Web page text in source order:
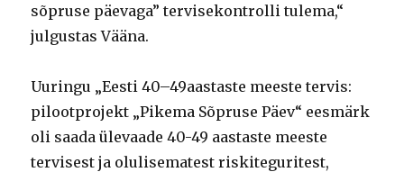
sõpruse päevaga” tervisekontrolli tulema,“
julgustas Vääna.
Uuringu „Eesti 40–49aastaste meeste tervis:
pilootprojekt „Pikema Sõpruse Päev“ eesmärk
oli saada ülevaade 40-49 aastaste meeste
tervisest ja olulisematest riskiteguritest,